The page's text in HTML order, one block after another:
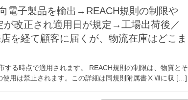
電子製品を輸出→REACH規則の制限や
が改正され適用日が規定→工場出荷後／
を経て顧客に届くが、物流在庫はどこま
る時点で適用されます。 REACH規則の制限は、物質とそ
使用は禁止されます。この詳細は同規則附属書ⅩⅦに収 […]